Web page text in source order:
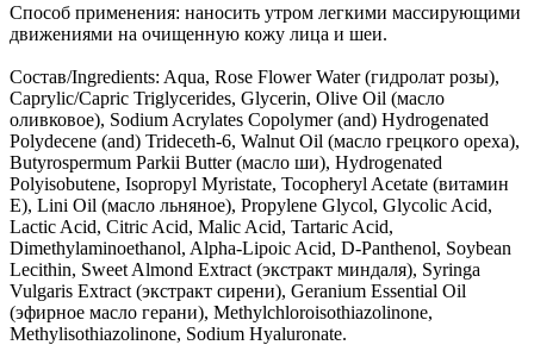
Способ применения: наносить утром легкими массирующими
движениями на очищенную кожу лица и шеи.
Состав/Ingredients: Aqua, Rose Flower Water (гидролат розы),
Caprylic/Capric Triglycerides, Glycerin, Olive Oil (масло
оливковое), Sodium Acrylates Copolymer (and) Hydrogenated
Polydecene (and) Trideceth-6, Walnut Oil (масло грецкого ореха),
Butyrospermum Parkii Butter (масло ши), Hydrogenated
Polyisobutene, Isopropyl Myristate, Tocopheryl Acetate (витамин
Е), Lini Oil (масло льняное), Propylene Glycol, Glycolic Acid,
Lactic Acid, Citric Acid, Malic Acid, Tartaric Acid,
Dimethylaminoethanol, Alpha-Lipoic Acid, D-Panthenol, Soybean
Lecithin, Sweet Almond Extract (экстракт миндаля), Syringa
Vulgaris Extract (экстракт сирени), Geranium Essential Oil
(эфирное масло герани), Methylchloroisothiazolinone,
Methylisothiazolinone, Sodium Hyaluronate.